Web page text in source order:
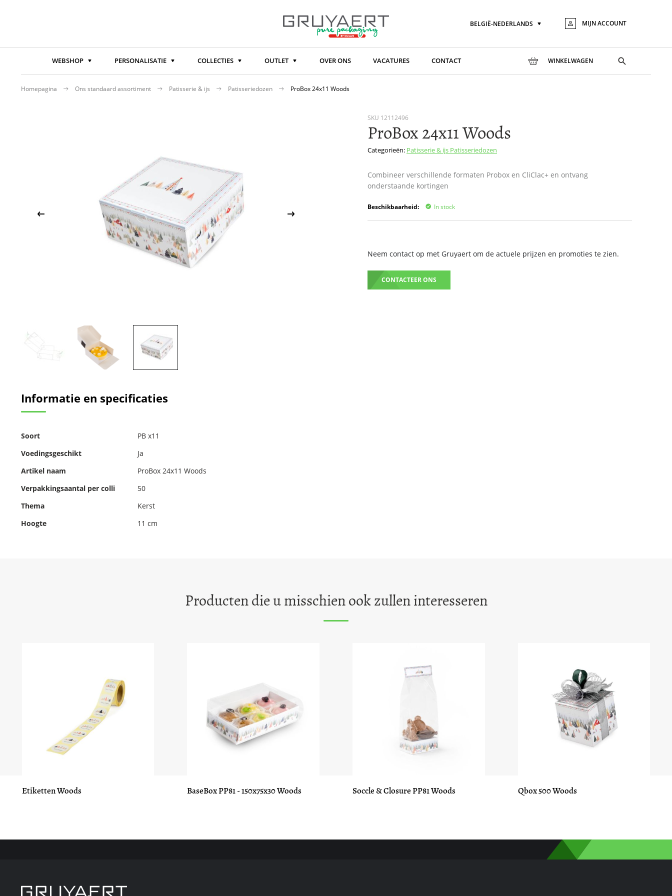
de
Taal
BELGIË-NEDERLANDS MIJN ACCOUNT
WEBSHOP PERSONALISATIE COLLECTIES OUTLET OVER ONS VACATURES CONTACT WINKELWAGEN
Toggle
search
Homepagina Ons standaard assortiment Patisserie & ijs Patisseriedozen ProBox 24x11 Woods
SKU 12112496
ProBox 24x11 Woods
Categorieën: Patisserie & ijs Patisseriedozen
Combineer verschillende formaten Probox en CliClac+ en ontvang
onderstaande kortingen
Beschikbaarheid: In stock
Neem contact op met Gruyaert om de actuele prijzen en promoties te zien.
CONTACTEER ONS
het
begin
van
afbeeldingen-
Informatie en specificaties
Meer
Soort
PB x11
Voedingsgeschikt
Ja
Artikel naam
ProBox 24x11 Woods
Verpakkingsaantal per colli
50
Thema
Kerst
Hoogte
11 cm
Producten die u misschien ook zullen interesseren
Etiketten Woods BaseBox PP81 - 150x75x30 Woods Soccle & Closure PP81 Woods Qbox 500 Woods